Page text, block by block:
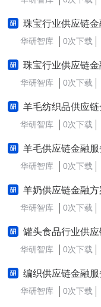
珠宝行业供应链
华研智库 0次下载
珠宝行业供应链金
华研智库 0次下载
羊毛纺织品供应链
华研智库 0次下载
羊毛供应链金融
华研智库 0次下载
羊奶供应链金融
华研智库 0次下载
罐头食品行业供
华研智库 0次下载
编织供应链金融
华研智库 0次下载